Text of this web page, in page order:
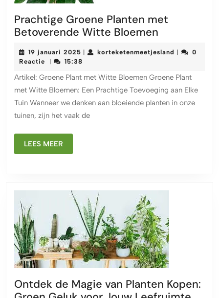
Prachtige Groene Planten met
Betoverende Witte Bloemen
Planten
Witte
Bloemen
19 januari 2025 19
januari
| korteketenmeetjesland |
0
Reactie
| 15:38
Artikel: Groene Plant met Witte Bloemen Groene Plant
met Witte Bloemen: Een Prachtige Toevoeging aan Elke
Tuin Wanneer we denken aan bloeiende planten in onze
tuinen, zijn het vaak de
LEES MEER
MEER
Ontdek de Magie van Planten Kopen: